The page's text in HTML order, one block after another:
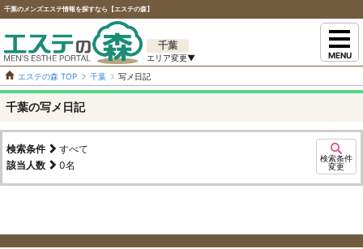
千葉のメンズエステ情報を探すなら【エステの森】
千葉
MENU
エステの森 TOP 千葉 写メ日記
千葉の写メ日記
検索条件
すべて
該当人数
0名
検索条件
変更